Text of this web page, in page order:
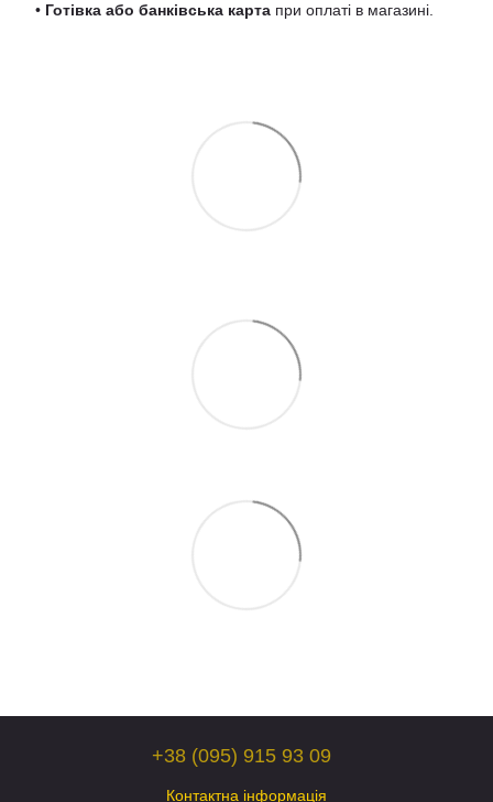
• Готівка або банківська карта при оплаті в магазині.
+38 (095) 915 93 09
Контактна інформація